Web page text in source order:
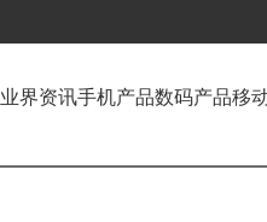
业界资讯手机产品数码产品移